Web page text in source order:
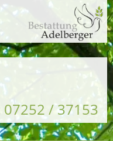
07252 / 37153